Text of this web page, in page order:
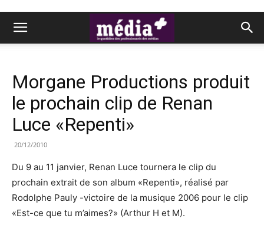
Morgane Productions produit
le prochain clip de Renan
Luce «Repenti»
20/12/2010
Du 9 au 11 janvier, Renan Luce tournera le clip du
prochain extrait de son album «Repenti», réalisé par
Rodolphe Pauly -victoire de la musique 2006 pour le clip
«Est-ce que tu m’aimes?» (Arthur H et M).